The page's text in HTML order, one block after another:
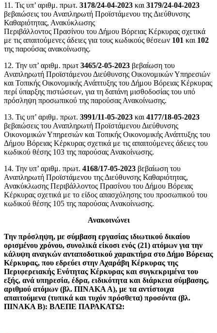
11. Τις υπ’ αριθμ. πρωτ. 3178/24-04-2023 και 3179/24-04-2023
βεβαιώσεις του Αναπληρωτή Προϊστάμενου της Διεύθυνσης
Καθαριότητας, Ανακύκλωσης
Περιβάλλοντος Πρασίνου του Δήμου Βόρειας Κέρκυρας σχετικά
με τις απαιτούμενες άδειες για τους κωδικούς θέσεων 101 και 102
της παρούσας ανακοίνωσης.
12. Την υπ’ αριθμ. πρωτ 3465/2-05-2023 βεβαίωση του
Αναπληρωτή Προϊστάμενου Διεύθυνσης Οικονομικών Υπηρεσιών
και Τοπικής Οικονομικής Ανάπτυξης του Δήμου Βόρειας Κέρκυρας
περί ύπαρξης πιστώσεων, για τη δαπάνη μισθοδοσίας του υπό
πρόσληψη προσωπικού της παρούσας Ανακοίνωσης.
13. Τις υπ’ αριθμ. πρωτ. 3991/11-05-2023 και 4177/18-05-2023
βεβαιώσεις του Αναπληρωτή Προϊστάμενου Διεύθυνσης
Οικονομικών Υπηρεσιών και Τοπικής Οικονομικής Ανάπτυξης του
Δήμου Βόρειας Κέρκυρας σχετικά με τις απαιτούμενες άδειες του
κωδικού θέσης 103 της παρούσας Ανακοίνωσης.
14. Την υπ’ αριθμ. πρωτ. 4168/17-05-2023 βεβαίωση του
Αναπληρωτή Προϊστάμενου της Διεύθυνσης Καθαριότητας,
Ανακύκλωσης Περιβάλλοντος Πρασίνου του Δήμου Βόρειας
Κέρκυρας σχετικά με το είδος απασχόλησης του προσωπικού του
κωδικού θέσης 105 της παρούσας Ανακοίνωσης.
Ανακοινώνει
Την πρόσληψη, με σύμβαση εργασίας ιδιωτικού δικαίου
ορισμένου χρόνου, συνολικά είκοσι ενός (21) ατόμων για την
κάλυψη αναγκών ανταποδοτικού χαρακτήρα στο Δήμο Βόρειας
Κέρκυρας, που εδρεύει στην Αχαράβη Κέρκυρας της
Περιφερειακής Ενότητας Κέρκυρας και συγκεκριμένα του
εξής, ανά υπηρεσία, έδρα, ειδικότητα και διάρκεια σύμβασης,
αριθμού ατόμων (βλ. ΠΙΝΑΚΑ Α), με τα αντίστοιχα
απαιτούμενα (τυπικά και τυχόν πρόσθετα) προσόντα (βλ.
ΠΙΝΑΚΑ Β): ΒΛΕΠΕ ΠΑΡΑΚΑΤΩ: